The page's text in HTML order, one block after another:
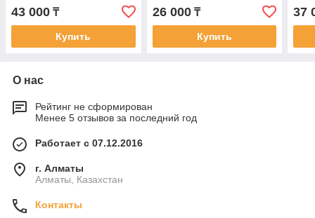
43 000 ₸
Купить
26 000₸
Купить
37
О нас
Рейтинг не сформирован
Менее 5 отзывов за последний год
Работает с 07.12.2016
г. Алматы
Алматы, Казахстан
Контакты